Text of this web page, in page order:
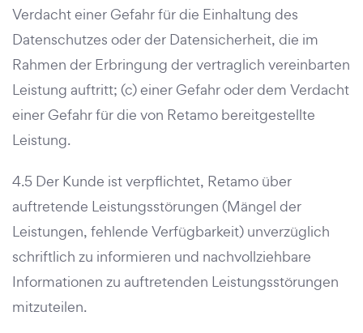
Verdacht einer Gefahr für die Einhaltung des
Datenschutzes oder der Datensicherheit, die im
Rahmen der Erbringung der vertraglich vereinbarten
Leistung auftritt; (c) einer Gefahr oder dem Verdacht
einer Gefahr für die von Retamo bereitgestellte
Leistung.
4.5 Der Kunde ist verpflichtet, Retamo über
auftretende Leistungsstörungen (Mängel der
Leistungen, fehlende Verfügbarkeit) unverzüglich
schriftlich zu informieren und nachvollziehbare
Informationen zu auftretenden Leistungsstörungen
mitzuteilen.